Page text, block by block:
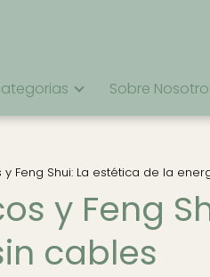
Sobre
Feng Shui: La estética de la
y Feng
cables